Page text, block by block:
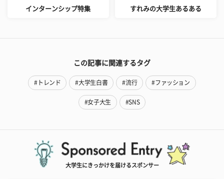
インターンシップ特集 すれみの大学生あるある
この記事に関連するタグ
#トレンド #大学生白書 #流行 #ファッション
#女子大生 #SNS
大学生にきっかけを届けるスポンサー